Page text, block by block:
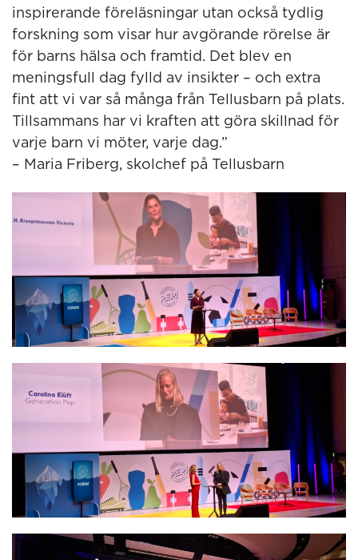
inspirerande föreläsningar utan också tydlig
forskning som visar hur avgörande rörelse är
för barns hälsa och framtid. Det blev en
meningsfull dag fylld av insikter – och extra
fint att vi var så många från Tellusbarn på plats.
Tillsammans har vi kraften att göra skillnad för
varje barn vi möter, varje dag.”
– Maria Friberg, skolchef på Tellusbarn